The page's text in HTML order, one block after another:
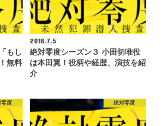
もし
無料
2018.7.5
絶対零度シーズン３ 小田切唯役
は本田翼！役柄や経歴、演技を紹
介
零度 絶対零度